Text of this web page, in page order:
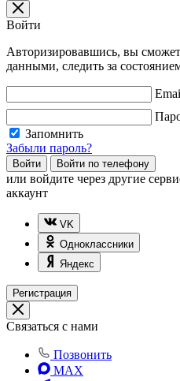
Войти
Авторизировавшись, вы
данными, следить за
Запомнить
Забыли пароль?
Войти Войти по телефону
или войдите через другие
аккаунт
VK
Одноклассники
Яндекс
Регистрация
Связаться с нами
Позвонить
MAX